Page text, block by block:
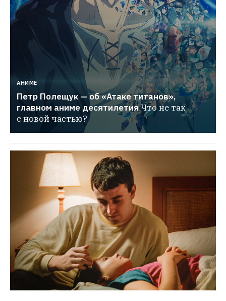
АНИМЕ
Петр Полещук — об «Атаке титанов»,
главном аниме десятилетияЧто не так
с новой частью?